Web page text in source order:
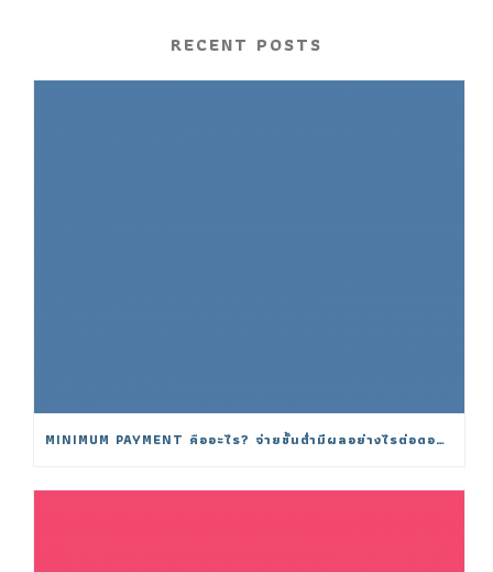
RECENT POSTS
MINIMUM PAYMENT คืออะไร? จ่ายขั้นต่ำมีผลอย่างไรต่อดอกเบี้ย